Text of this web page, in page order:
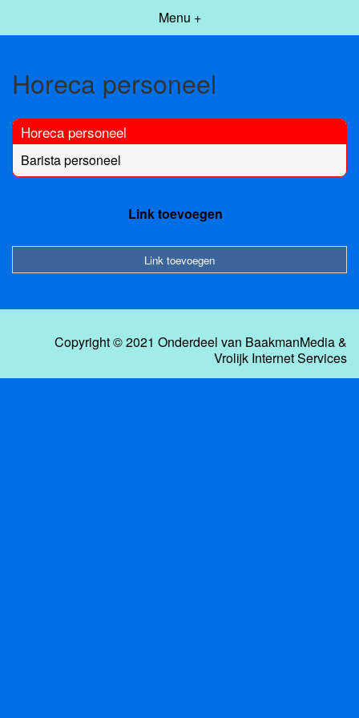
Menu +
Horeca personeel
Horeca personeel
Barista personeel
Link toevoegen
Link toevoegen
Copyright © 2021 Onderdeel van BaakmanMedia&
Vrolijk Internet Services